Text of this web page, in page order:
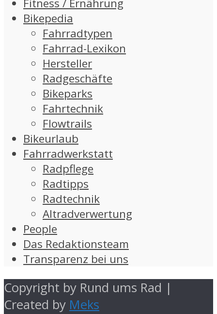
Fitness / Ernährung
Bikepedia
Fahrradtypen
Fahrrad-Lexikon
Hersteller
Radgeschäfte
Bikeparks
Fahrtechnik
Flowtrails
Bikeurlaub
Fahrradwerkstatt
Radpflege
Radtipps
Radtechnik
Altradverwertung
People
Das Redaktionsteam
Transparenz bei uns
Copyright by Rund ums Rad |
Created by Meks